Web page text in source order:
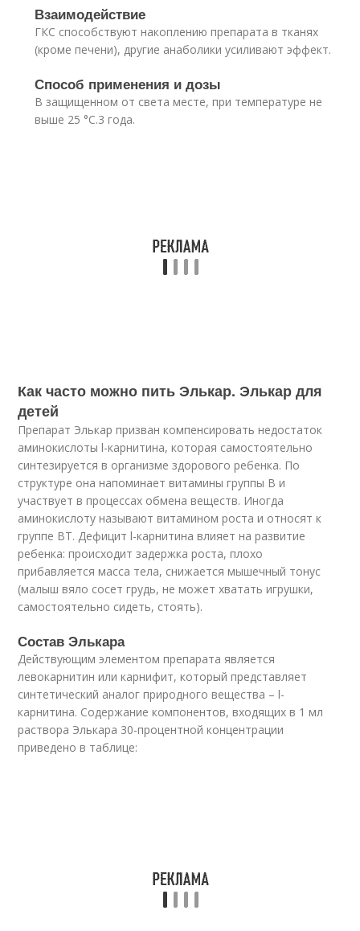
Взаимодействие
ГКС способствуют накоплению препарата в тканях
(кроме печени), другие анаболики усиливают эффект.
Способ применения и дозы
В защищенном от света месте, при температуре не
выше 25 °C.3 года.
Как часто можно пить Элькар. Элькар для
детей
Препарат Элькар призван компенсировать недостаток
аминокислоты l-карнитина, которая самостоятельно
синтезируется в организме здорового ребенка. По
структуре она напоминает витамины группы В и
участвует в процессах обмена веществ. Иногда
аминокислоту называют витамином роста и относят к
группе ВТ. Дефицит l-карнитина влияет на развитие
ребенка: происходит задержка роста, плохо
прибавляется масса тела, снижается мышечный тонус
(малыш вяло сосет грудь, не может хватать игрушки,
самостоятельно сидеть, стоять).
Состав Элькара
Действующим элементом препарата является
левокарнитин или карнифит, который представляет
синтетический аналог природного вещества – l-
карнитина. Содержание компонентов, входящих в 1 мл
раствора Элькара 30-процентной концентрации
приведено в таблице: